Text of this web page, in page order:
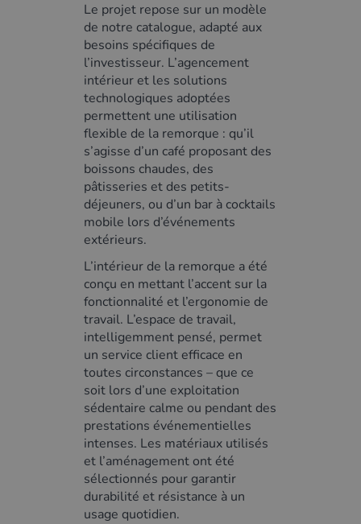
Le projet repose sur un modèle
de notre catalogue, adapté aux
besoins spécifiques de
l’investisseur. L’agencement
intérieur et les solutions
technologiques adoptées
permettent une utilisation
flexible de la remorque : qu’il
s’agisse d’un café proposant des
boissons chaudes, des
pâtisseries et des petits-
déjeuners, ou d’un bar à cocktails
mobile lors d’événements
extérieurs.
L’intérieur de la remorque a été
conçu en mettant l’accent sur la
fonctionnalité et l’ergonomie de
travail. L’espace de travail,
intelligemment pensé, permet
un service client efficace en
toutes circonstances – que ce
soit lors d’une exploitation
sédentaire calme ou pendant des
prestations événementielles
intenses. Les matériaux utilisés
et l’aménagement ont été
sélectionnés pour garantir
durabilité et résistance à un
usage quotidien.